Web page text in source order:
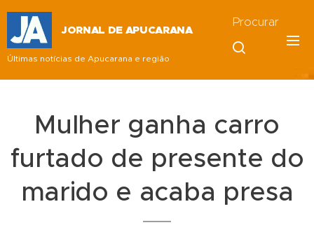
JORNAL DE APUCARANA
Últimas notícias de Apucarana e região
Procurar
Mulher ganha carro
furtado de presente do
marido e acaba presa